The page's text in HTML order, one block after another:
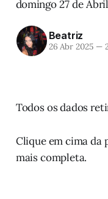
domingo 27 de
Beatriz
26 Abr 2025 —
Todos os dados
Clique em cima da
mais completa.